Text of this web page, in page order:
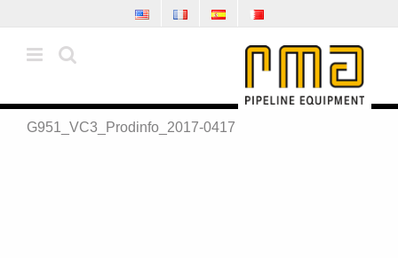
Inhalt
springen
G951_VC3_Prodinfo_2017-0417